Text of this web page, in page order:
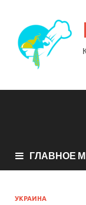
ГЛАВНОЕ
УКРАИНА